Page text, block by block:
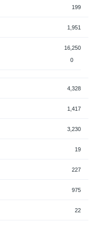
199
1,951
16,250
0
4,328
1,417
3,230
19
227
975
22